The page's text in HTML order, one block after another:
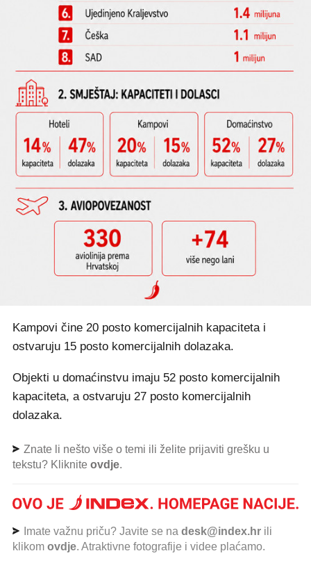
Kampovi čine 20 posto komercijalnih kapaciteta i
ostvaruju 15 posto komercijalnih dolazaka.
Objekti u domaćinstvu imaju 52 posto komercijalnih
kapaciteta, a ostvaruju 27 posto komercijalnih
dolazaka.
Znate li nešto više o temi ili želite prijaviti grešku u
tekstu? Kliknite ovdje.
Imate važnu priču? Javite se na desk@index.hr ili
klikom ovdje. Atraktivne fotografije i videe plaćamo.